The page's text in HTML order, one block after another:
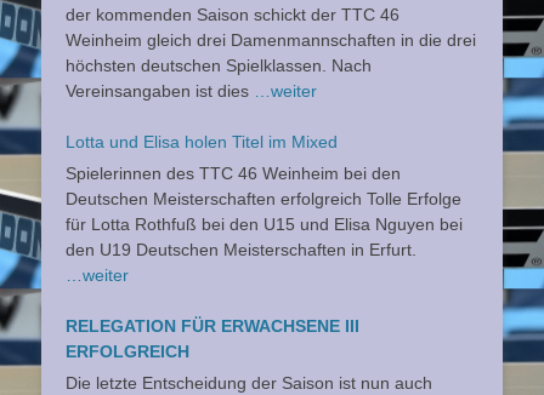
der kommenden Saison schickt der TTC 46
Weinheim gleich drei Damenmannschaften in die drei
höchsten deutschen Spielklassen. Nach
Vereinsangaben ist dies …weiter
Lotta und Elisa holen Titel im Mixed
Spielerinnen des TTC 46 Weinheim bei den
Deutschen Meisterschaften erfolgreich Tolle Erfolge
für Lotta Rothfuß bei den U15 und Elisa Nguyen bei
den U19 Deutschen Meisterschaften in Erfurt.
…weiter
RELEGATION FÜR ERWACHSENE III
ERFOLGREICH
Die letzte Entscheidung der Saison ist nun auch